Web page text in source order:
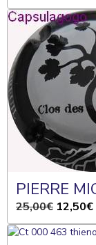
25,00€ 12,50€